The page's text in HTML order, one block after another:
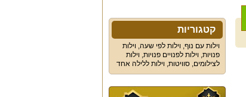
קטגוריות
וילות עם נוף, וילות לפי שעה, וילות
פנויות, וילות לפנויים פנויות, וילות
לצילומים, סוויטות, וילות ללילה אחד